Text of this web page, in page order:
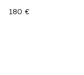
180 €